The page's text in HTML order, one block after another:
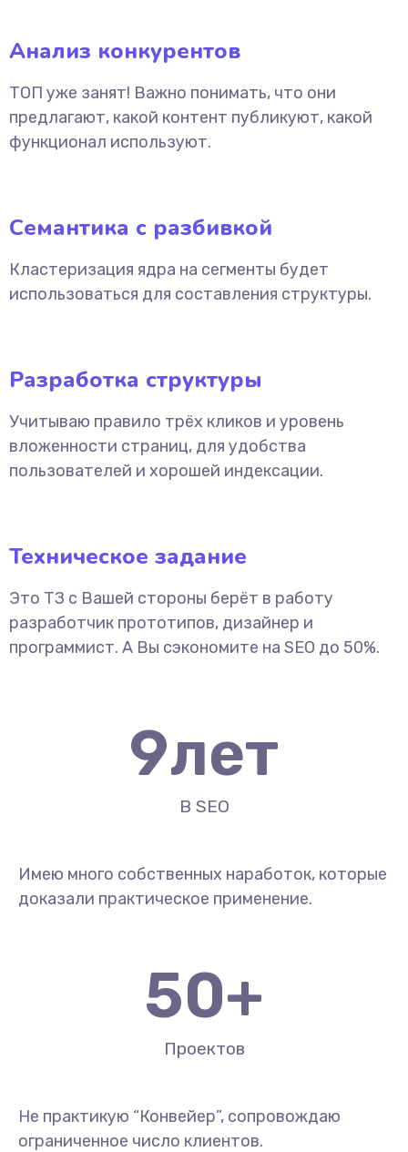
Анализ конкурентов
ТОП уже занят! Важно понимать, что они
предлагают, какой контент публикуют, какой
функционал используют.
Семантика с разбивкой
Кластеризация ядра на сегменты будет
использоваться для составления структуры.
Разработка структуры
Учитываю правило трёх кликов и уровень
вложенности страниц, для удобства
пользователей и хорошей индексации.
Техническое задание
Это ТЗ с Вашей стороны берёт в работу
разработчик прототипов, дизайнер и
программист. А Вы сэкономите на SEO до 50%.
9лет
В SEO
Имею много собственных наработок, которые
доказали практическое применение.
50+
Проектов
Не практикую “Конвейер”, сопровождаю
ограниченное число клиентов.